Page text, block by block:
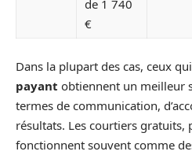
de 1 740
€
Dans la plupart des cas, ceux
payant obtiennent un meilleur
termes de communication,
résultats. Les courtiers gratuits,
fonctionnent souvent comme